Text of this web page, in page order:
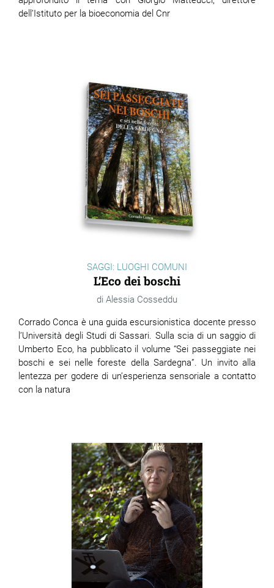
dell’Istituto per la bioeconomia del Cnr
SAGGI: LUOGHI COMUNI
L’Eco dei boschi
Alessia Cosseddu
Corrado Conca è una guida escursionistica docente presso
l’Università degli Studi di Sassari. Sulla scia di un saggio di
Umberto Eco, ha pubblicato il volume “Sei passeggiate nei
boschi e sei nelle foreste della Sardegna”. Un invito alla
lentezza per godere di un’esperienza sensoriale a contatto
con la natura